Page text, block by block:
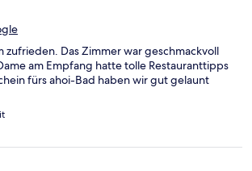
zufrieden. Das Zimmer war geschmackvoll
am Empfang hatte tolle Restauranttipps
fürs ahoi-Bad haben wir gut gelaunt